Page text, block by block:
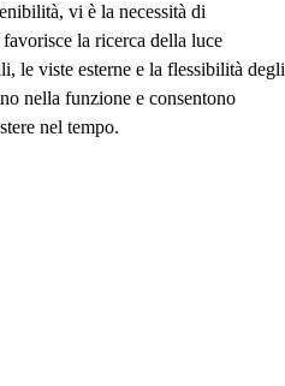
vi è la necessità di
la ricerca della luce
le viste esterne e la flessibilità degli
nella funzione e consentono
nel tempo.